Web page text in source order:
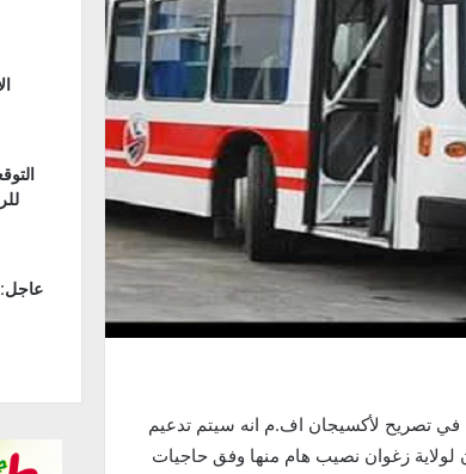
حافلة كبيرة جديدة سيكون لولاية زغوان نصيب هام منها وفق حاجيات
عاجل: